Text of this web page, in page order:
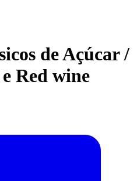
de Açúcar /
Red wine